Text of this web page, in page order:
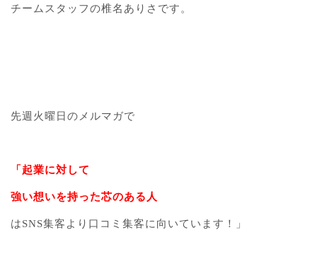
チームスタッフの椎名ありさです。
先週火曜日のメルマガで
「起業に対して
強い想いを持った芯のある人
はSNS集客より口コミ集客に向いています！」